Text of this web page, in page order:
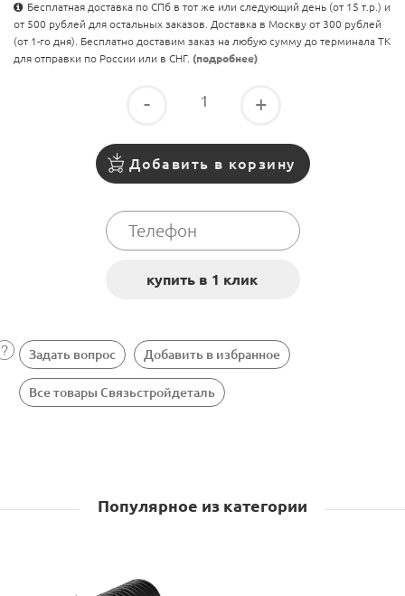
Бесплатная доставка по СПб в тот же или следующий день (от 15 т.р.) и
от 500 рублей для остальных заказов. Доставка в Москву от 300 рублей
(от 1-го дня). Бесплатно доставим заказ на любую сумму до терминала ТК
для отправки по России или в СНГ. (подробнее)
- +
Добавить в корзину
Задать вопрос Добавить в избранное
Все товары Связьстройдеталь
Популярное из категории